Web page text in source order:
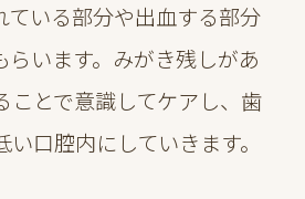
ている部分や出血する部分
らいます。みがき残しがあ
ことで意識してケアし、歯
口腔内にしていきます。